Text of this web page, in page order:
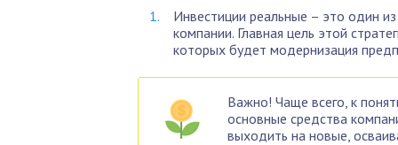
Инвестиции реальные – это один
компании. Главная цель этой
которых будет модернизация
Важно! Чаще всего, к
основные средства
выходить на новые,